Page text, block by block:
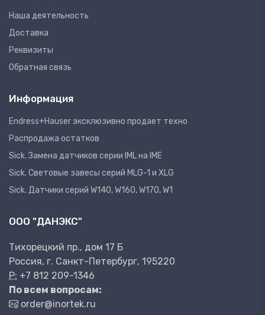
Наша деятельность
Доставка
Реквизиты
Обратная связь
Информация
Endress+Hauser эксклюзивно продает техно
Распродажа остатков
Sick. Замена датчиков серии IML на IME
Sick. Световые завесы серий MLG-1 и XLG
Sick. Датчики серий W140, W160, W170, W1
ООО "ДАНЭКС"
Тихорецкий пр., дом 17 Б
Россия, г. Санкт-Петербург, 195220
P: +7 812 209-1346
По всем вопросам:
order@inortek.ru